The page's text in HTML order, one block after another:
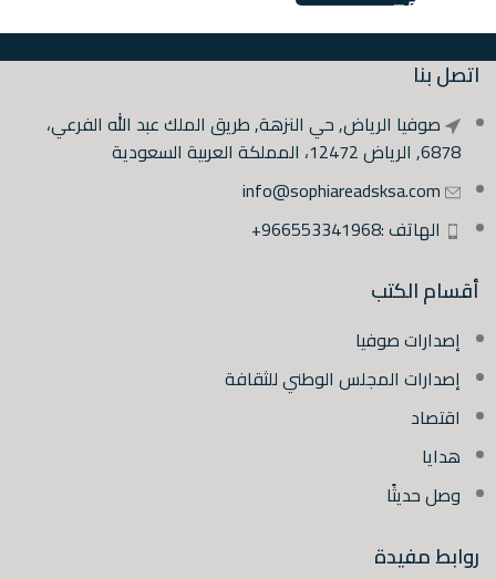
اتصل بنا
صوفيا الرياض, حي النزهة, طريق الملك عبد الله الفرعي،
6878, الرياض 12472، المملكة العربية السعودية
info@sophiareadsksa.com
الهاتف :966553341968+
أقسام الكتب
إصدارات صوفيا
إصدارات المجلس الوطني للثقافة
اقتصاد
هدايا
وصل حديثًا
روابط مفيدة